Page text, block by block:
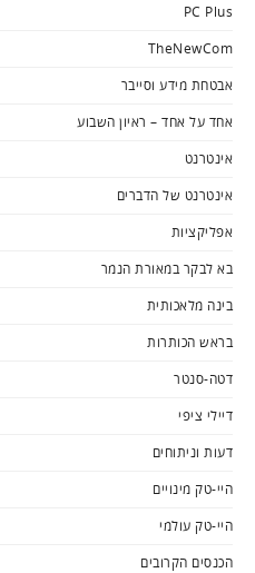
PC Plus
TheNewCom
אבטחת מידע וסייבר
אחד על אחד – ראיון השבוע
אינטרנט
אינטרנט של הדברים
אפליקציות
בא לבקר במאורת הנמר
בינה מלאכותית
בראש הכותרות
דטה-סנטר
דיילי ציפי
דעות וניתוחים
היי-טק מינויים
היי-טק עולמי
הכנסים הקרובים